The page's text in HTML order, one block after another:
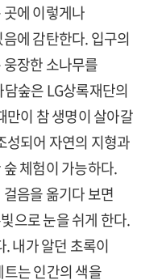
에 이렇게나
에 감탄한다. 입구의
장한 소나무를
숲은 LG상록재단의
만이 참 생명이 살아갈
성되어 자연의 지형과
체험이 가능하다.
음을 옮기다 보면
으로 눈을 쉬게 한다.
내가 알던 초록이
는 인간의 색을